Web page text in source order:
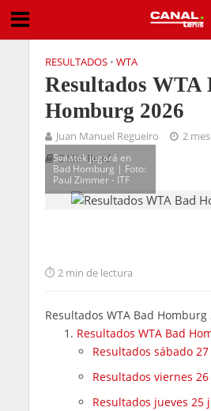
RESULTADOS • WTA
Resultados WTA
Homburg 2026
Juan Manuel Regueiro
2
3 Min Read
Swiatek jugará en
Bad Homburg | Foto:
Paul Zimmer - ITF
2 min de lectura
Resultados WTA Bad Homburg
Resultados WTA Bad
Resultados sábado
Resultados viernes
Resultados jueves 25